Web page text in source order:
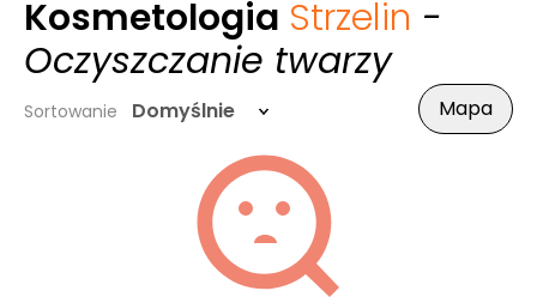
Kosmetologia Strzelin -
Oczyszczanie twarzy
Sortowanie Domyślnie Mapa